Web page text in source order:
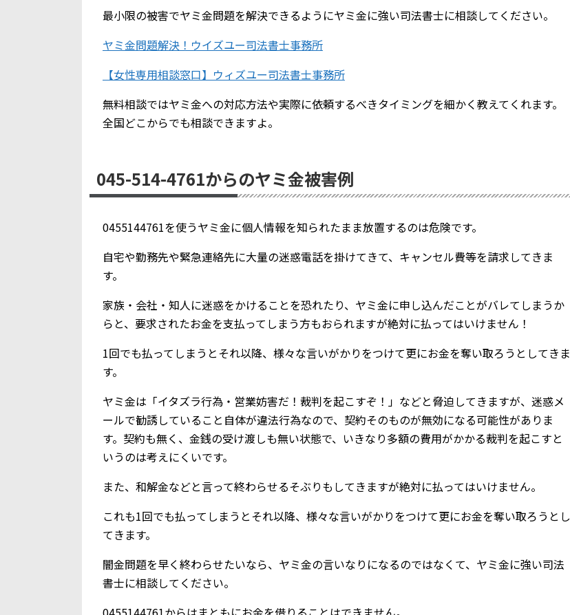
最小限の被害でヤミ金問題を解決できるようにヤミ金に強い司法書士に相談してください。
ヤミ金問題解決！ウイズユー司法書士事務所
【女性専用相談窓口】ウィズユー司法書士事務所
無料相談ではヤミ金への対応方法や実際に依頼するべきタイミングを細かく教えてくれます。
全国どこからでも相談できますよ。
045-514-4761からのヤミ金被害例
0455144761を使うヤミ金に個人情報を知られたまま放置するのは危険です。
自宅や勤務先や緊急連絡先に大量の迷惑電話を掛けてきて、キャンセル費等を請求してきま
す。
家族・会社・知人に迷惑をかけることを恐れたり、ヤミ金に申し込んだことがバレてしまうか
らと、要求されたお金を支払ってしまう方もおられますが絶対に払ってはいけません！
1回でも払ってしまうとそれ以降、様々な言いがかりをつけて更にお金を奪い取ろうとしてきま
す。
ヤミ金は「イタズラ行為・営業妨害だ！裁判を起こすぞ！」などと脅迫してきますが、迷惑メ
ールで勧誘していること自体が違法行為なので、契約そのものが無効になる可能性がありま
す。契約も無く、金銭の受け渡しも無い状態で、いきなり多額の費用がかかる裁判を起こすと
いうのは考えにくいです。
また、和解金などと言って終わらせるそぶりもしてきますが絶対に払ってはいけません。
これも1回でも払ってしまうとそれ以降、様々な言いがかりをつけて更にお金を奪い取ろうとし
てきます。
闇金問題を早く終わらせたいなら、ヤミ金の言いなりになるのではなくて、ヤミ金に強い司法
書士に相談してください。